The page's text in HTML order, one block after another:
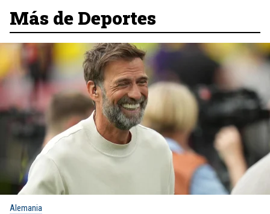
Más de Deportes
Alemania